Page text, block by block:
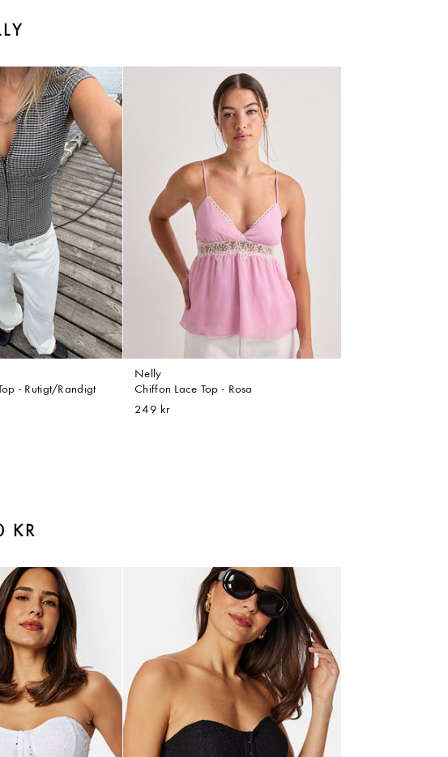
- Rutigt/Randigt
Nelly
Chiffon Lace Top - Rosa
249 kr
KR